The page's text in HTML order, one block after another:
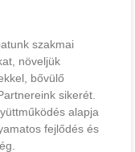
szakmai
növeljük
bővülő
sikerét.
alapja
fejlődés és